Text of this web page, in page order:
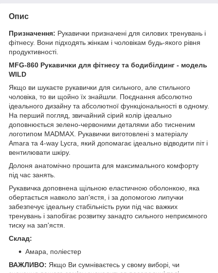
Опис
Призначення: Рукавички призначені для силових тренувань і
фітнесу. Вони підходять жінкам і чоловікам будь-якого рівня
продуктивності.
MFG-860 Рукавички для фітнесу та бодибілдинг - модель
WILD
Якщо ви шукаєте рукавички для сильного, але стильного
чоловіка, то ви щойно їх знайшли. Поєднання абсолютно
ідеального дизайну та абсолютної функціональності в одному.
На перший погляд, звичайний сірий колір ідеально
доповнюється зелено-червоними деталями або тисненим
логотипом MADMAX. Рукавички виготовлені з матеріалу
Amara та 4-way Lycra, який допомагає ідеально відводити піт і
вентилювати шкіру.
Долоня анатомічно прошита для максимального комфорту
під час занять.
Рукавичка доповнена щільною еластичною оболонкою, яка
обертається навколо зап'ястя, і за допомогою липучки
забезпечує ідеальну стабільність руки під час важких
тренувань і запобігає розвитку занадто сильного неприємного
тиску на зап'ястя.
Склад:
Амара, поліестер
ВАЖЛИВО: Якщо Ви сумніваєтесь у свому виборі, чи